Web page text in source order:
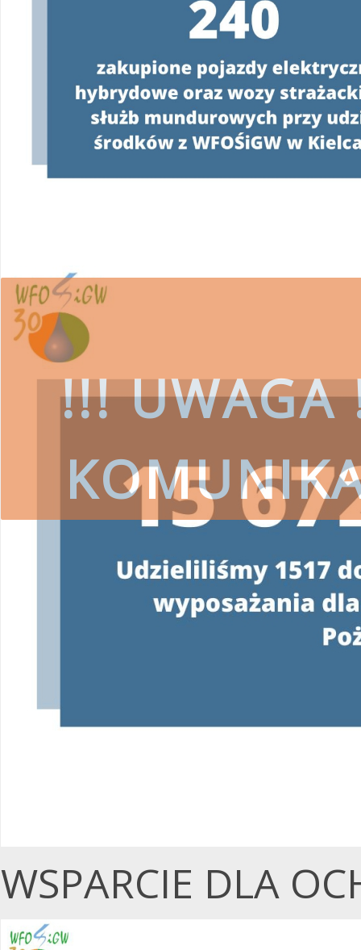
WSPARCIE DLA
W związku z realizacją Programu„Czyste
wsparcie w uzyskaniu dofinansowania i
!!! UWAGA
Wojewódzki Fundusz Ochrony